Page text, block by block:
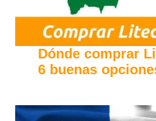
Dónde comprar
6 buenas